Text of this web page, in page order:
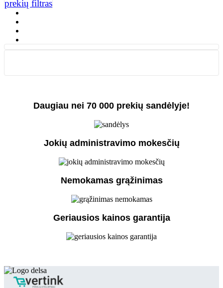
Daugiau nei 70 000 prekių sandėlyje!
Jokių administravimo mokesčių
Nemokamas grąžinimas
Geriausios kainos garantija